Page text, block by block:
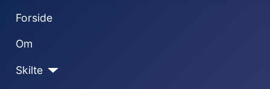
Forside
Om
Skilte